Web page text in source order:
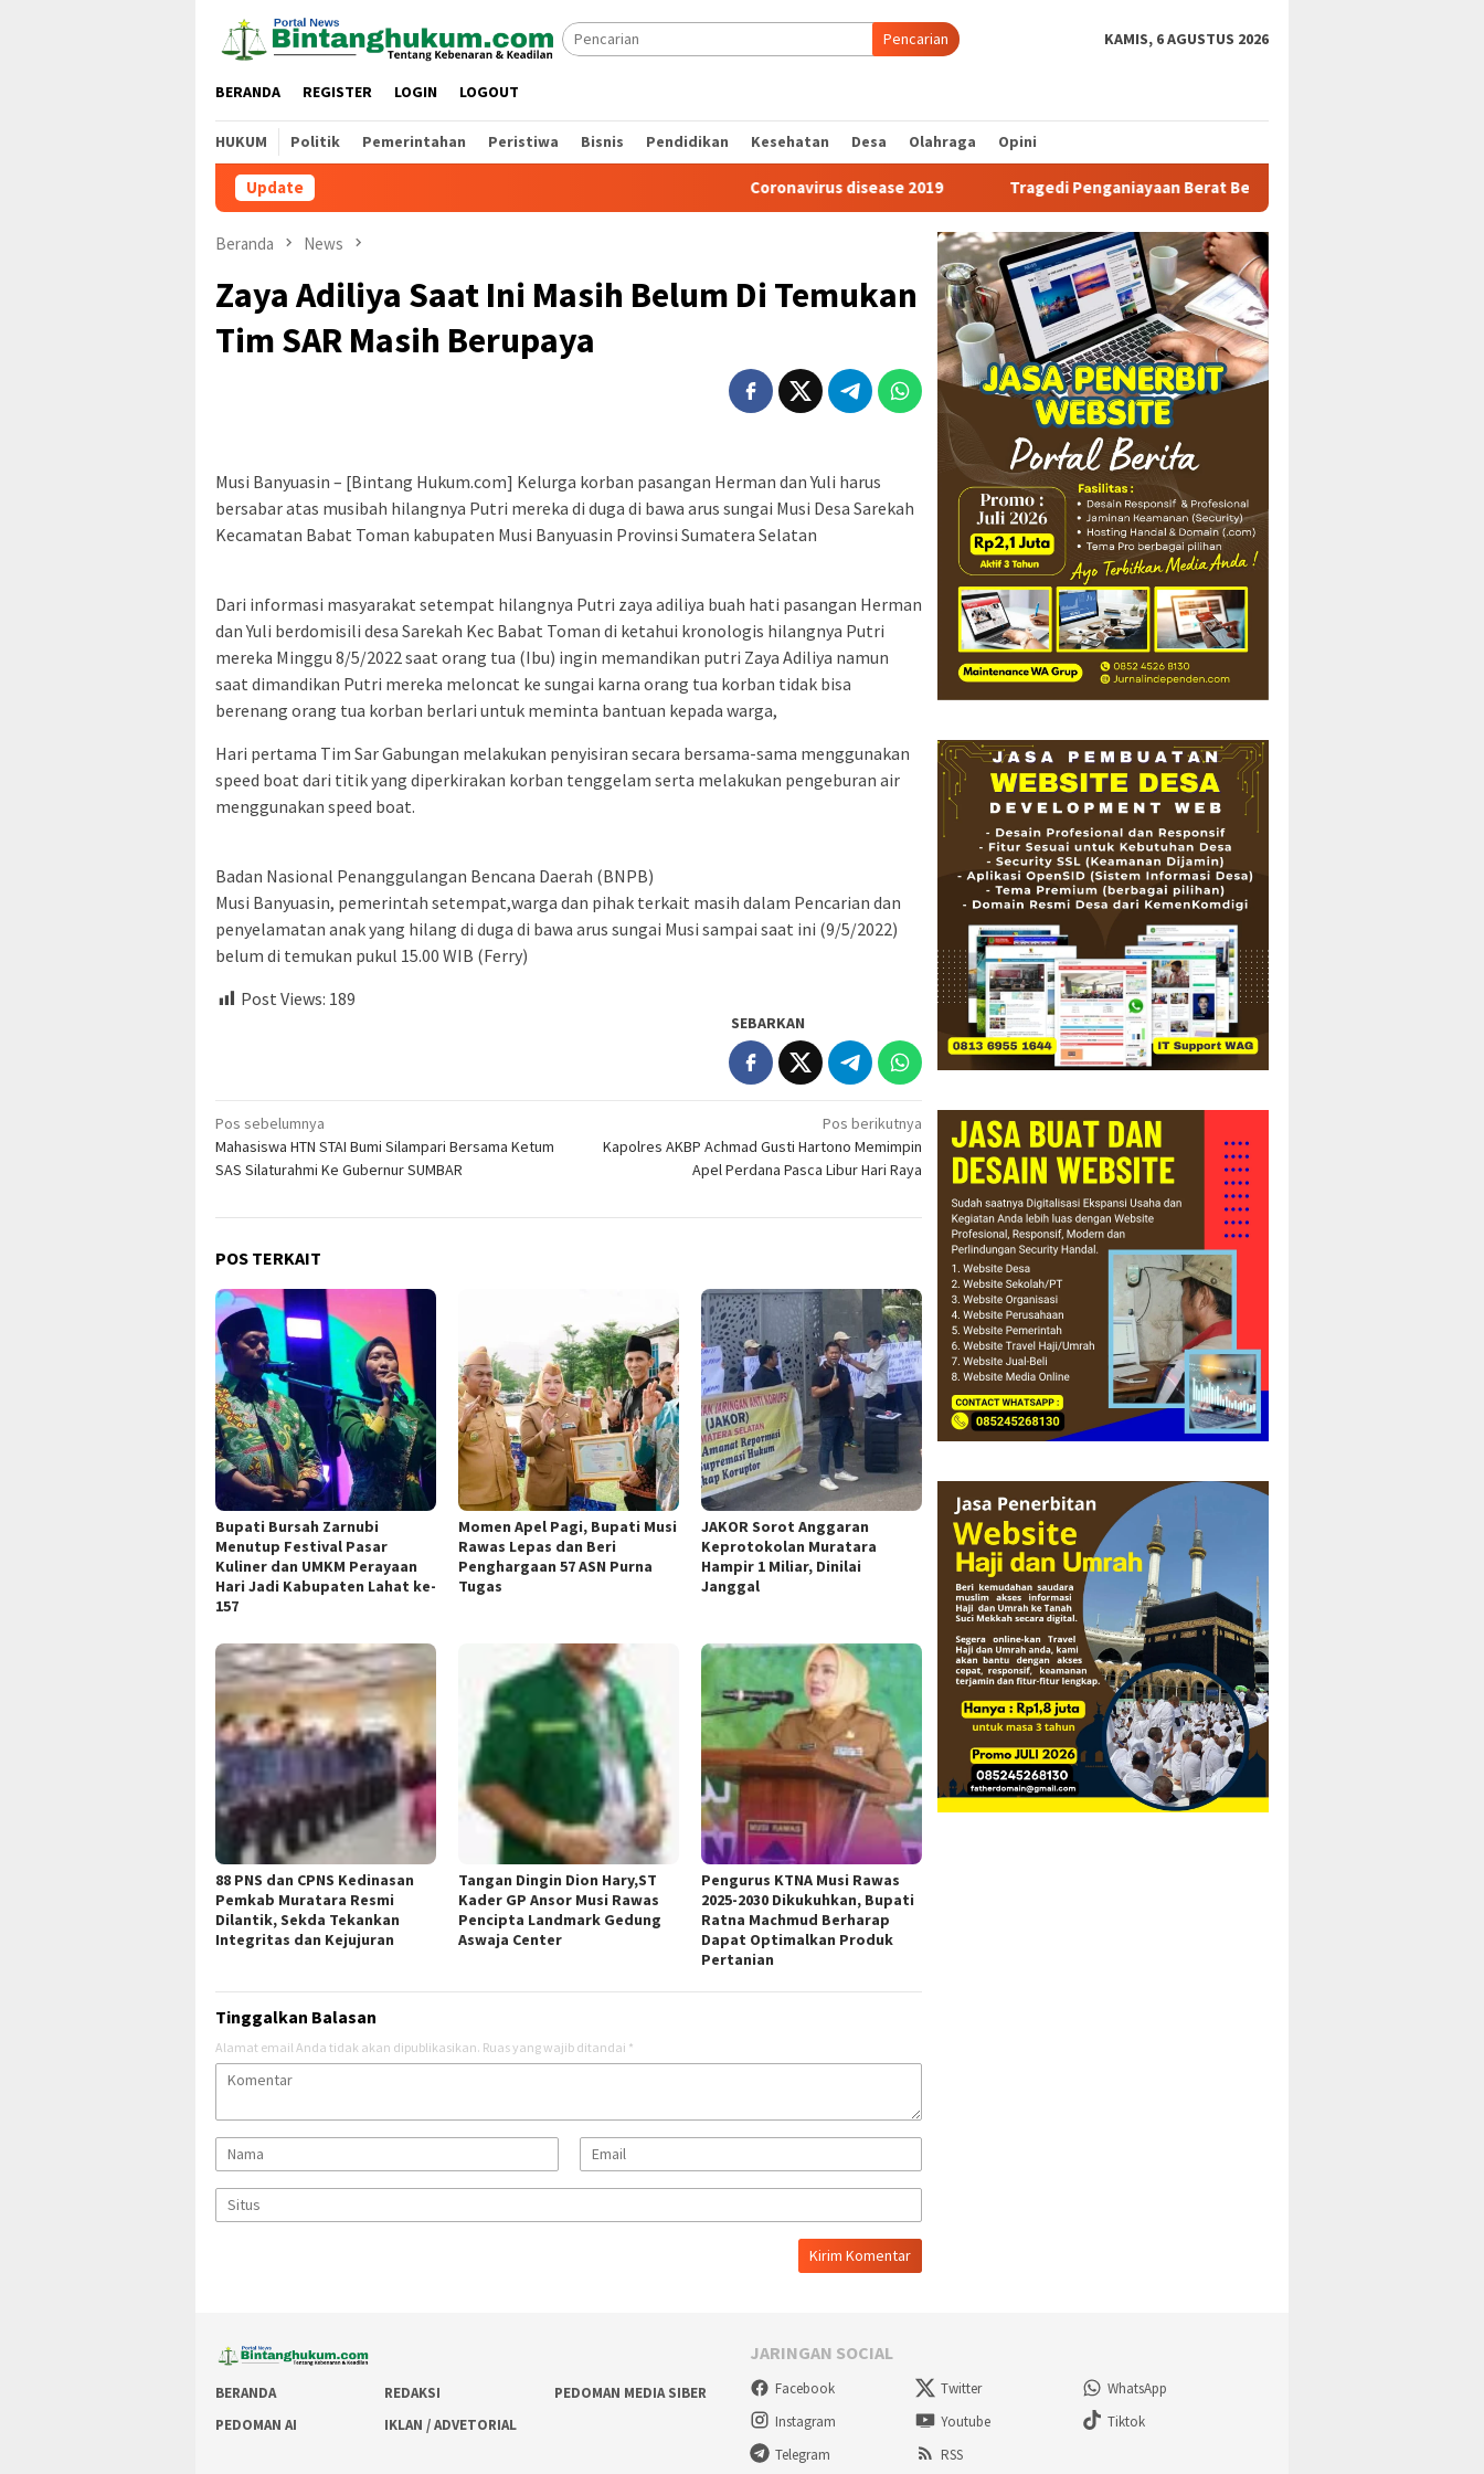
konten
Pencarian KAMIS, 6 AGUSTUS 2026
BERANDA REGISTER LOGIN LOGOUT
HUKUM Politik Pemerintahan Peristiwa Bisnis Pendidikan Kesehatan Desa Olahraga Opini
Update Coronavirus disease 2019 Tragedi Penganiayaan Berat Belum Ada Tindak Lanjut Dari Polsek Kikim
Beranda News
Zaya Adiliya Saat Ini Masih Belum Di Temukan
Tim SAR Masih Berupaya
Musi Banyuasin – [Bintang Hukum.com] Kelurga korban pasangan Herman dan Yuli harus
bersabar atas musibah hilangnya Putri mereka di duga di bawa arus sungai Musi Desa Sarekah
Kecamatan Babat Toman kabupaten Musi Banyuasin Provinsi Sumatera Selatan
Dari informasi masyarakat setempat hilangnya Putri zaya adiliya buah hati pasangan Herman
dan Yuli berdomisili desa Sarekah Kec Babat Toman di ketahui kronologis hilangnya Putri
mereka Minggu 8/5/2022 saat orang tua (Ibu) ingin memandikan putri Zaya Adiliya namun
saat dimandikan Putri mereka meloncat ke sungai karna orang tua korban tidak bisa
berenang orang tua korban berlari untuk meminta bantuan kepada warga,
Hari pertama Tim Sar Gabungan melakukan penyisiran secara bersama-sama menggunakan
speed boat dari titik yang diperkirakan korban tenggelam serta melakukan pengeburan air
menggunakan speed boat.
Badan Nasional Penanggulangan Bencana Daerah (BNPB)
Musi Banyuasin, pemerintah setempat,warga dan pihak terkait masih dalam Pencarian dan
penyelamatan anak yang hilang di duga di bawa arus sungai Musi sampai saat ini (9/5/2022)
belum di temukan pukul 15.00 WIB (Ferry)
Post Views: 189
SEBARKAN
Navigasi
pos
Pos sebelumnya
Mahasiswa HTN STAI Bumi Silampari Bersama Ketum
SAS Silaturahmi Ke Gubernur SUMBAR
Pos berikutnya
Kapolres AKBP Achmad Gusti Hartono Memimpin
Apel Perdana Pasca Libur Hari Raya
POS TERKAIT
Bupati Bursah Zarnubi
Menutup Festival Pasar
Kuliner dan UMKM Perayaan
Hari Jadi Kabupaten Lahat ke-
157
Momen Apel Pagi, Bupati Musi
Rawas Lepas dan Beri
Penghargaan 57 ASN Purna
Tugas
JAKOR Sorot Anggaran
Keprotokolan Muratara
Hampir 1 Miliar, Dinilai
Janggal
88 PNS dan CPNS Kedinasan
Pemkab Muratara Resmi
Dilantik, Sekda Tekankan
Integritas dan Kejujuran
Tangan Dingin Dion Hary,ST
Kader GP Ansor Musi Rawas
Pencipta Landmark Gedung
Aswaja Center
Pengurus KTNA Musi Rawas
2025-2030 Dikukuhkan, Bupati
Ratna Machmud Berharap
Dapat Optimalkan Produk
Pertanian
Tinggalkan Balasan
Alamat email Anda tidak akan dipublikasikan. Ruas yang wajib ditandai *
BERANDA REDAKSI
PEDOMAN MEDIA SIBER
PEDOMAN AI
IKLAN / ADVETORIAL
JARINGAN SOCIAL
Facebook Twitter
WhatsApp
Instagram
Youtube
Tiktok
Telegram
RSS